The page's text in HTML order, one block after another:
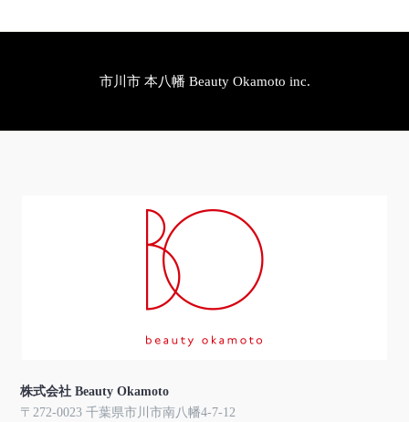
市川市 本八幡 Beauty Okamoto inc.
株式会社 Beauty Okamoto
〒272-0023 千葉県市川市南八幡4-7-12